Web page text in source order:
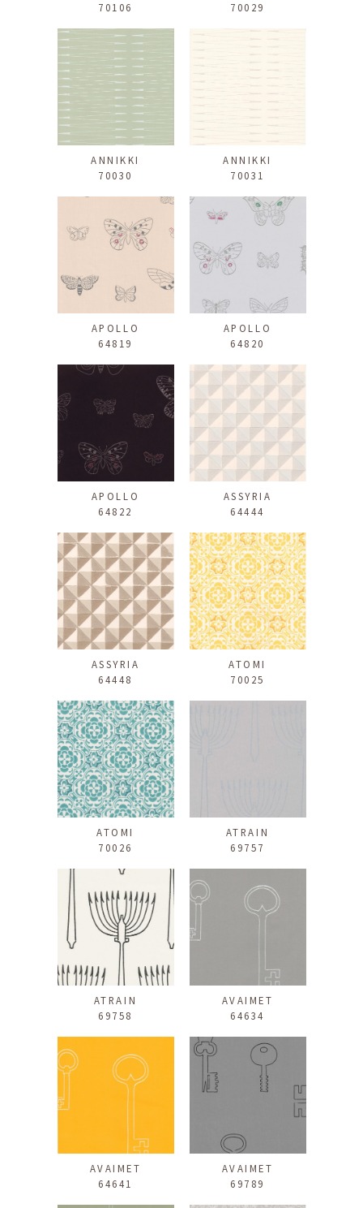
70106
70029
ANNIKKI
70030
ANNIKKI
70031
APOLLO
64819
APOLLO
64820
APOLLO
64822
ASSYRIA
64444
ASSYRIA
64448
ATOMI
70025
ATOMI
70026
ATRAIN
69757
ATRAIN
69758
AVAIMET
64634
AVAIMET
64641
AVAIMET
69789